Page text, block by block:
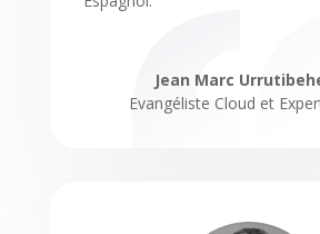
Jean Marc
Evangéliste Cloud et